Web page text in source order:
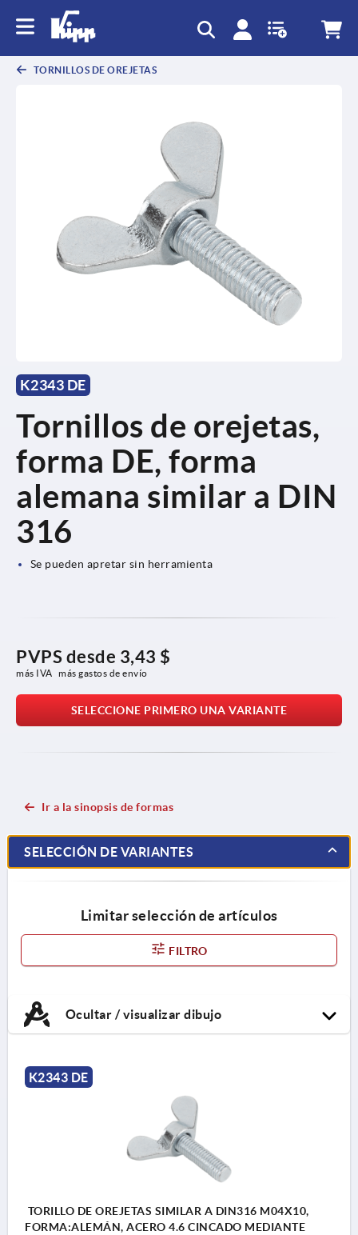
TORNILLOS DE OREJETAS
K2343 DE
Tornillos de orejetas,
forma DE, forma
alemana similar a DIN
316
Se pueden apretar sin herramienta
PVPS desde 3,43 $
más IVA más gastos de envío
SELECCIONE PRIMERO UNA VARIANTE
Ir a la sinopsis de formas
SELECCIÓN DE VARIANTES
Limitar selección de artículos
FILTRO
Ocultar / visualizar dibujo
K2343 DE
TORILLO DE OREJETAS SIMILAR A DIN316 M04X10,
FORMA:ALEMÁN, ACERO 4.6 CINCADO MEDIANTE